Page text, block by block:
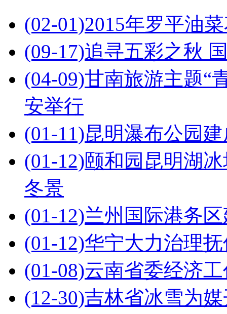
(02-01)2015年罗平油
(09-17)追寻五彩之秋
(04-09)甘南旅游主题“
安举行
(01-11)昆明瀑布公园
(01-12)颐和园昆明湖
冬景
(01-12)兰州国际港务
(01-12)华宁大力治理
(01-08)云南省委经济
(12-30)吉林省冰雪为